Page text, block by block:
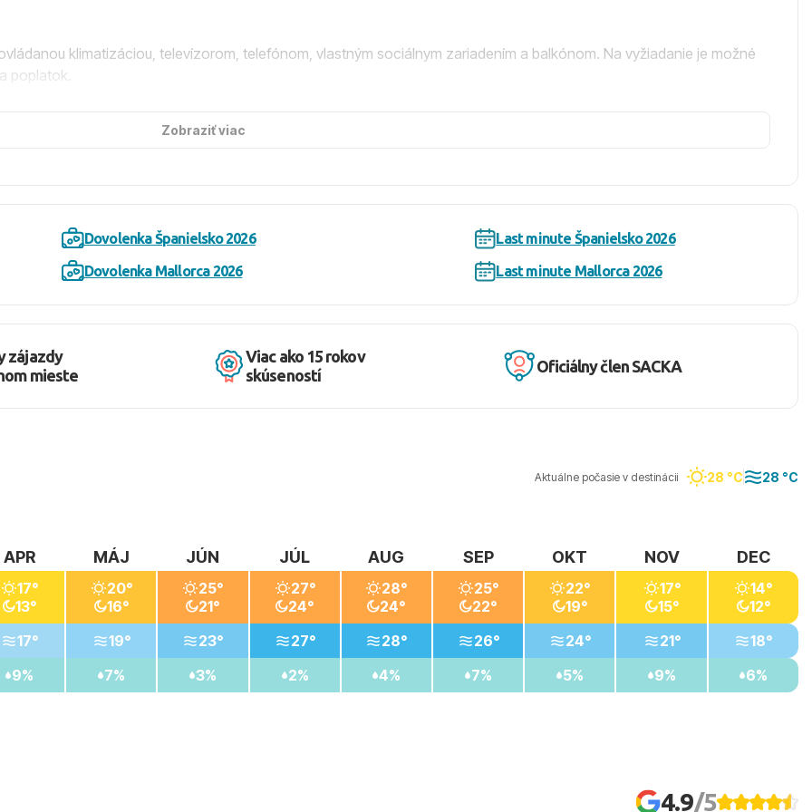
klimatizáciou, televízorom, telefónom, vlastným sociálnym zariadením a balkónom. Na vyžiadanie je možné
poplatok.
s recepciou, hlavnej reštaurácie, niekoľkých barov vrátane baru pri bazéne a snack baru, Wi-Fi pripojenie je v celom
obedy a večere formou bufetu, ľahké občerstvenie cez deň, nealkoholické a miestne alkoholické nápoje. Stravovanie
Časť All Inclusive zahŕňa tiež popoludňajšiu kávu, čaj, zmrzlinu pre deti a pravidelné tématické večery.
Zobraziť viac
Dovolenka Španielsko 2026
Last minute Španielsko 2026
Dovolenka Mallorca 2026
Last minute Mallorca 2026
zájazdy
mieste
Viac ako 15 rokov
skúseností
Oficiálny člen SACKA
Aktuálne počasie v destinácii 28 °C 28 °C
APR
17°
13°
17°
9%
MÁJ
20°
16°
19°
7%
JÚN
25°
21°
23°
3%
JÚL
27°
24°
27°
2%
AUG
28°
24°
28°
4%
SEP
25°
22°
26°
7%
OKT
22°
19°
24°
5%
NOV
17°
15°
21°
9%
DEC
14°
12°
18°
6%
4.9/5